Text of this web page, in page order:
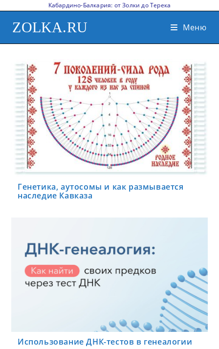
Кабардино-Балкария: от Золки до Терека
ZOLKA.RU Меню
Генетика, аутосомы и как размывается
наследие Кавказа
Использование ДНК-тестов в генеалогии